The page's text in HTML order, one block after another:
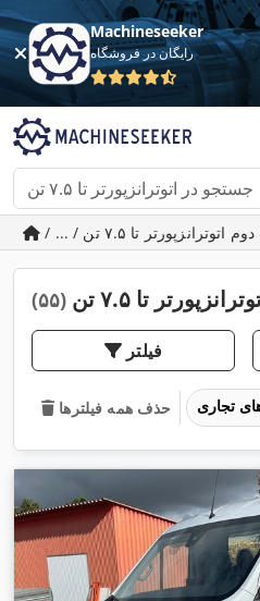
Machineseeker
رایگان در فروشگاه
تا ۷.۵ تن (۵۵)
فیلتر
حذف همه فیلترها